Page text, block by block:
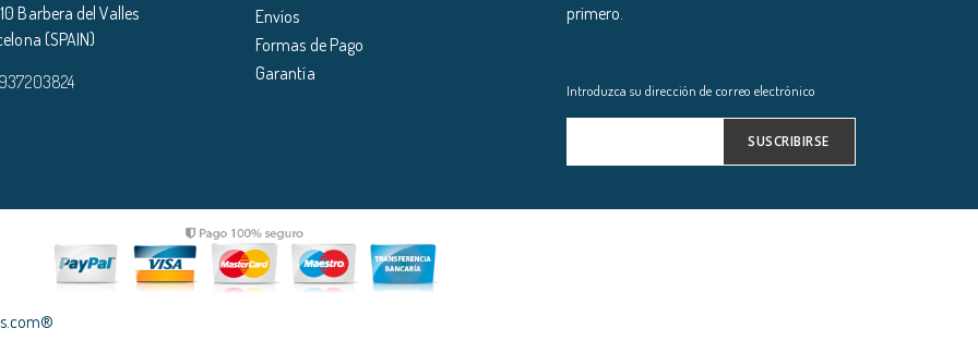
Barbera del Valles
(SPAIN)
Envíos
Formas de Pago
Garantía
primero.
Introduzca su dirección de correo electrónico
SUSCRIBIRSE